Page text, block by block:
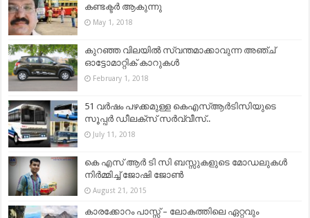
കണ്ടക്ടര്‍ ആകുന്നു
May 1, 2018
കുറഞ്ഞ വിലയില്‍ സ്വന്തമാക്കാവുന്ന അഞ്ച്
ഓട്ടോമാറ്റിക് കാറുകള്‍
February 1, 2018
51 വർഷം പഴക്കമുള്ള കെഎസ്ആർടിസിയുടെ
സൂപ്പർ ഡീലക്സ് സർവ്വീസ്..
July 11, 2018
കെ എസ് ആര്‍ ടി സി ബസ്സുകളുടെ മോഡലുകള്‍
നിര്‍മ്മിച്ച് ജോഷി ജോണ്‍
August 21, 2015
കാരക്കോറം പാസ്സ് – ലോകത്തിലെ ഏറ്റവും